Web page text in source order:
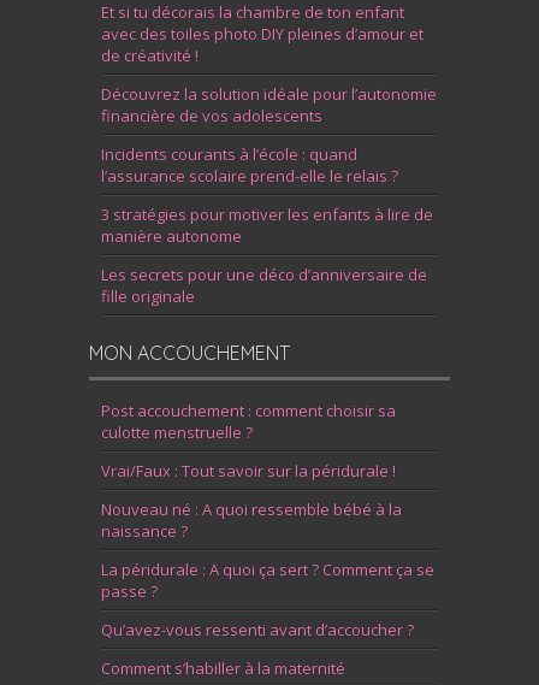
Et si tu décorais la chambre de ton enfant
avec des toiles photo DIY pleines d’amour et
de créativité !
Découvrez la solution idéale pour l’autonomie
financière de vos adolescents
Incidents courants à l’école : quand
l’assurance scolaire prend-elle le relais ?
3 stratégies pour motiver les enfants à lire de
manière autonome
Les secrets pour une déco d’anniversaire de
fille originale
MON ACCOUCHEMENT
Post accouchement : comment choisir sa
culotte menstruelle ?
Vrai/Faux : Tout savoir sur la péridurale !
Nouveau né : A quoi ressemble bébé à la
naissance ?
La péridurale : A quoi ça sert ? Comment ça se
passe ?
Qu’avez-vous ressenti avant d’accoucher ?
Comment s’habiller à la maternité